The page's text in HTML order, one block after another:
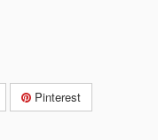
Pinterest